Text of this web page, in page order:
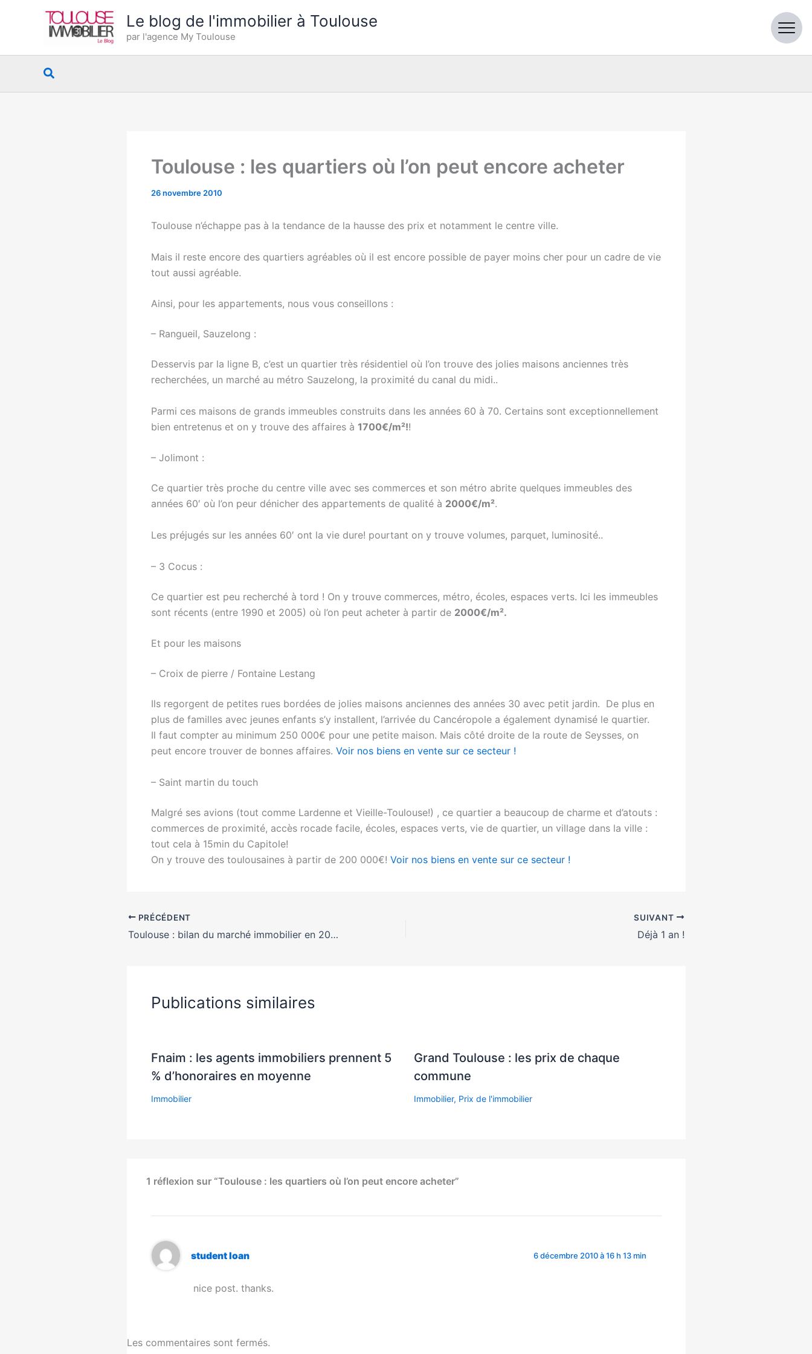
Le blog de l'immobilier à Toulouse
par l'agence My Toulouse
Rechercher
Toulouse : les quartiers où l’on peut encore acheter
26 novembre 2010
Toulouse n’échappe pas à la tendance de la hausse des prix et notamment le centre ville.
Mais il reste encore des quartiers agréables où il est encore possible de payer moins cher pour un cadre de vie
tout aussi agréable.
Ainsi, pour les appartements, nous vous conseillons :
– Rangueil, Sauzelong :
Desservis par la ligne B, c’est un quartier très résidentiel où l’on trouve des jolies maisons anciennes très
recherchées, un marché au métro Sauzelong, la proximité du canal du midi..
Parmi ces maisons de grands immeubles construits dans les années 60 à 70. Certains sont exceptionnellement
bien entretenus et on y trouve des affaires à 1700€/m²!!
– Jolimont :
Ce quartier très proche du centre ville avec ses commerces et son métro abrite quelques immeubles des
années 60′ où l’on peur dénicher des appartements de qualité à 2000€/m².
Les préjugés sur les années 60′ ont la vie dure! pourtant on y trouve volumes, parquet, luminosité..
– 3 Cocus :
Ce quartier est peu recherché à tord ! On y trouve commerces, métro, écoles, espaces verts. Ici les immeubles
sont récents (entre 1990 et 2005) où l’on peut acheter à partir de 2000€/m².
Et pour les maisons
– Croix de pierre / Fontaine Lestang
Ils regorgent de petites rues bordées de jolies maisons anciennes des années 30 avec petit jardin. De plus en
plus de familles avec jeunes enfants s’y installent, l’arrivée du Cancéropole a également dynamisé le quartier.
Il faut compter au minimum 250 000€ pour une petite maison. Mais côté droite de la route de Seysses, on
peut encore trouver de bonnes affaires. Voir nos biens en vente sur ce secteur !
– Saint martin du touch
Malgré ses avions (tout comme Lardenne et Vieille-Toulouse!) , ce quartier a beaucoup de charme et d’atouts :
commerces de proximité, accès rocade facile, écoles, espaces verts, vie de quartier, un village dans la ville :
tout cela à 15min du Capitole!
On y trouve des toulousaines à partir de 200 000€! Voir nos biens en vente sur ce secteur !
PRÉCÉDENT
Toulouse : bilan du marché immobilier en 2010 et perspectives pour 2011
SUIVANT
Déjà 1 an !
Publications similaires
Fnaim : les agents immobiliers prennent 5
% d’honoraires en moyenne
Immobilier
Grand Toulouse : les prix de chaque
commune
Immobilier, Prix de l'immobilier
1 réflexion sur “Toulouse : les quartiers où l’on peut encore acheter”
student loan 6 décembre 2010 à 16 h 13 min
nice post. thanks.
Les commentaires sont fermés.